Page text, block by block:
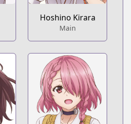
Hoshino Kirara
Main